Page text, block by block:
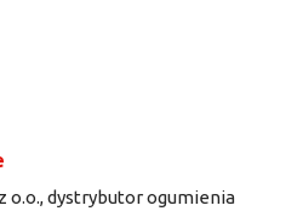
o.o., dystrybutor ogumienia